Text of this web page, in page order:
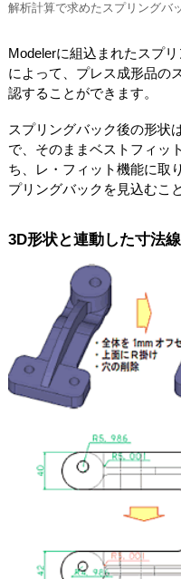
解析計算で求めたスプリングバ
Modelerに組込まれたスプ
によって、プレス成形品の
認することができます。
スプリングバック後の形状
で、そのままベストフィッ
ち、レ・フィット機能に取
プリングバックを見込むこ
3D形状と連動した寸法